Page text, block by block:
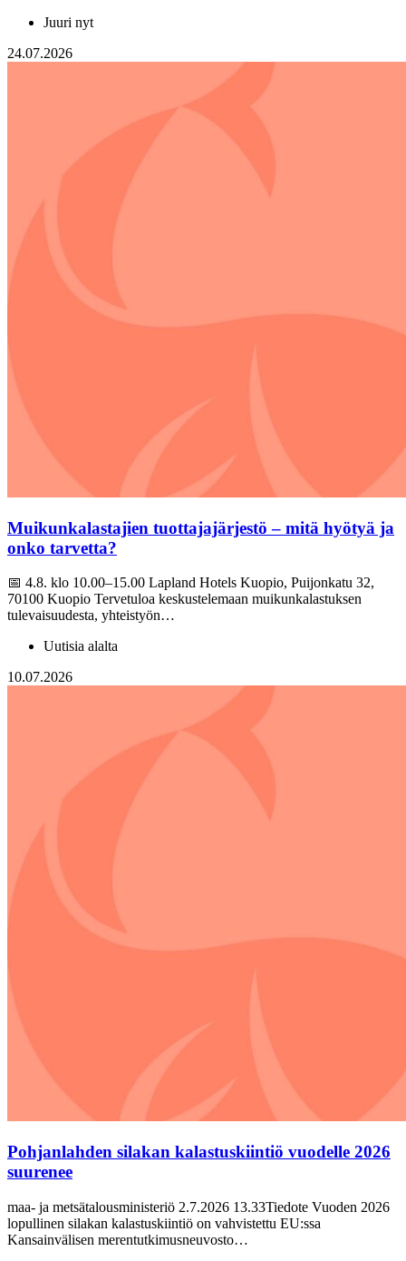
Juuri nyt
24.07.2026
Muikunkalastajien tuottajajärjestö – mitä hyötyä ja
onko tarvetta?
📅 4.8. klo 10.00–15.00 Lapland Hotels Kuopio, Puijonkatu 32,
70100 Kuopio Tervetuloa keskustelemaan muikunkalastuksen
tulevaisuudesta, yhteistyön…
Uutisia alalta
10.07.2026
Pohjanlahden silakan kalastuskiintiö vuodelle 2026
suurenee
maa- ja metsätalousministeriö 2.7.2026 13.33Tiedote Vuoden 2026
lopullinen silakan kalastuskiintiö on vahvistettu EU:ssa
Kansainvälisen merentutkimusneuvosto…